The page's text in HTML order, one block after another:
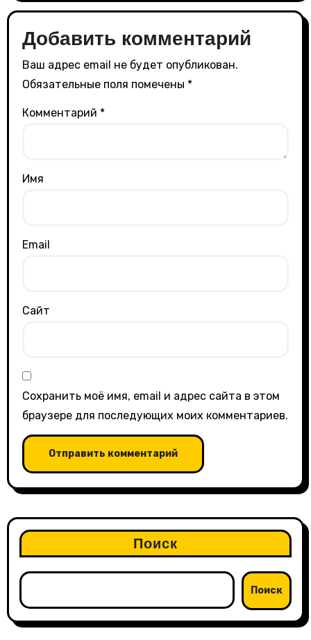
Добавить комментарий
Ваш адрес email не будет опубликован.
Обязательные поля помечены *
Комментарий *
Имя
Email
Сайт
Сохранить моё имя, email и адрес сайта в этом
браузере для последующих моих комментариев.
Поиск
Поиск